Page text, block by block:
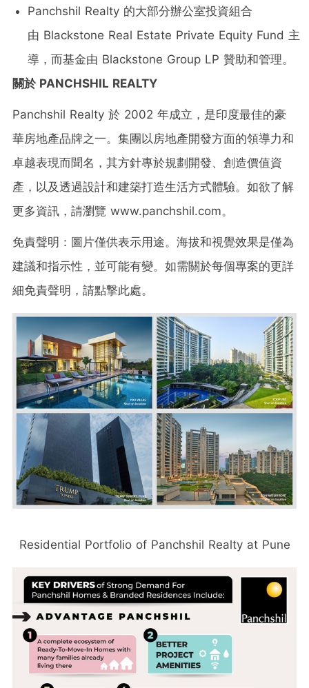
Panchshil Realty 的大部分辦公室投資組合
由 Blackstone Real Estate Private Equity Fund 主
導，而基金由 Blackstone Group LP 贊助和管理。
關於PANCHSHIL REALTY
Panchshil Realty 於 2002 年成立，是印度最佳的豪
華房地產品牌之一。集團以房地產開發方面的領導力和
卓越表現而聞名，其方針專於規劃開發、創造價值資
產，以及透過設計和建築打造生活方式體驗。如欲了解
更多資訊，請瀏覽 www.panchshil.com。
免責聲明：圖片僅供表示用途。海拔和視覺效果是僅為
建議和指示性，並可能有變。如需關於每個專案的更詳
細免責聲明，請點撃此處。
Residential Portfolio of Panchshil Realty at Pune